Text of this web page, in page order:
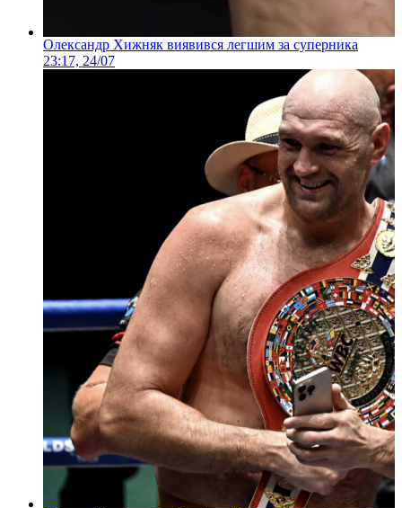
Олександр Хижняк виявився легшим за суперника
23:17, 24/07